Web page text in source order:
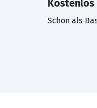
Schon als